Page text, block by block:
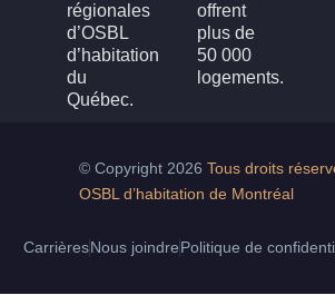
régionales
d’OSBL
d’habitation
du
Québec.
offrent
plus de
50 000
logements.
© Copyright 2026 Tous droits
OSBL d’habitation de Montréal
Carrières Nous joindre Politique de